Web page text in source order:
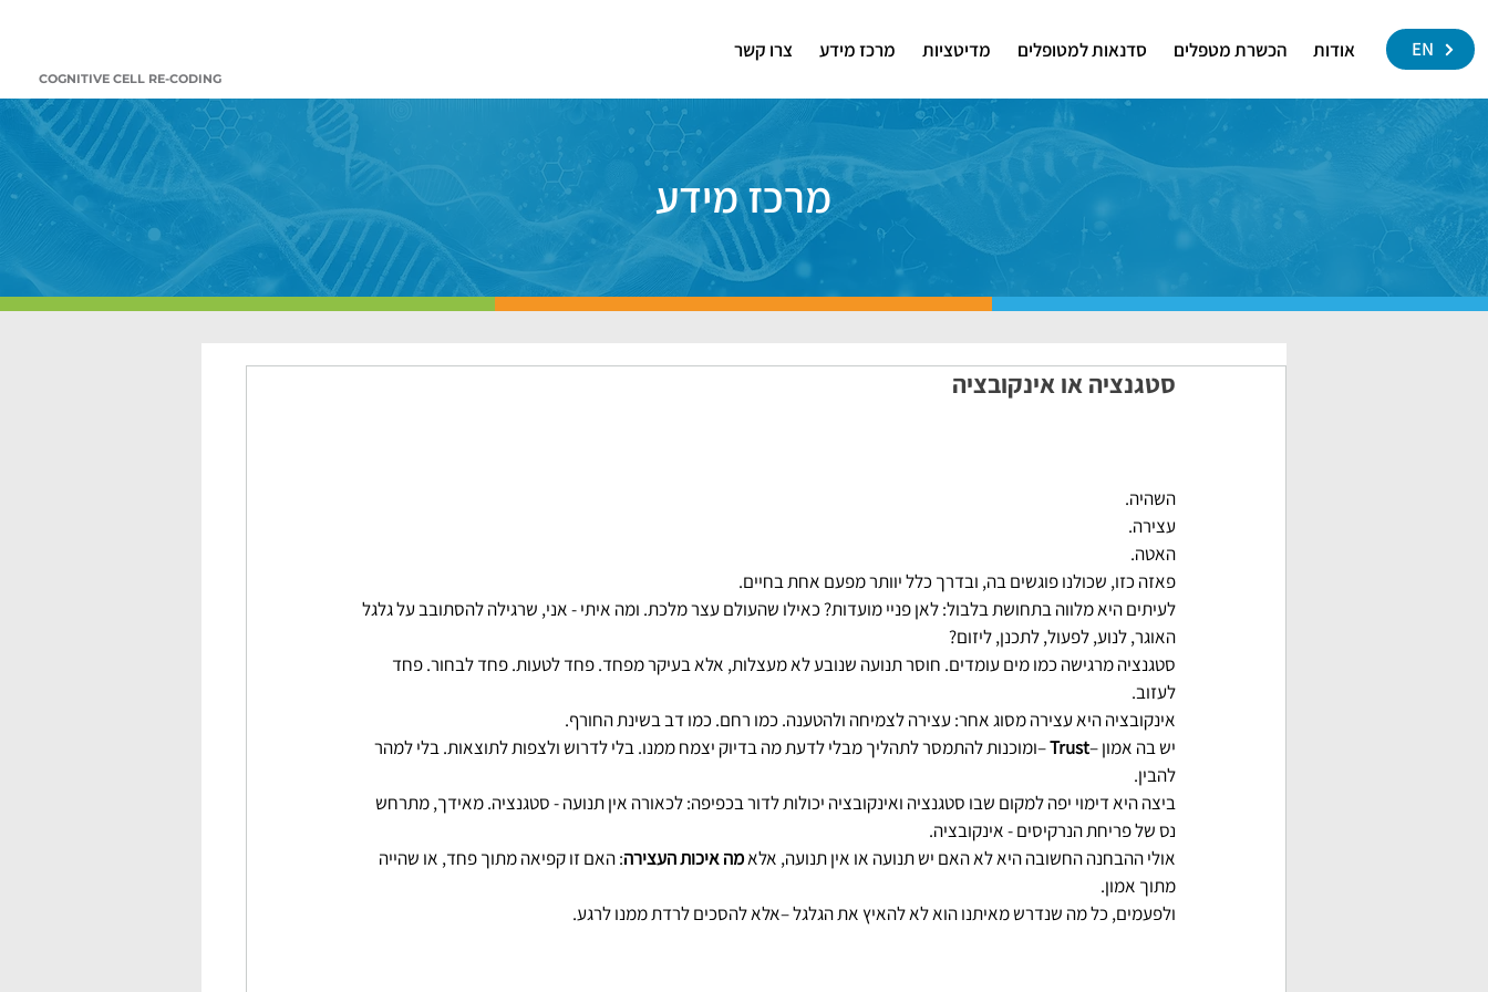
COGNITIVE CELL RE-CODING
אודות הכשרת מטפלים סדנאות למטופלים מדיטציות מרכז מידע צרו קשר EN
מרכז מידע
סטגנציה או אינקובציה
השהיה.
עצירה.
האטה.
פאזה כזו, שכולנו פוגשים בה, ובדרך כלל יוותר מפעם אחת בחיים.
לעיתים היא מלווה בתחושת בלבול: לאן פניי מועדות? כאילו שהעולם עצר מלכת. ומה איתי - אני, שרגילה להסתובב על גלגל
האוגר, לנוע, לפעול, לתכנן, ליזום?
סטגנציה מרגישה כמו מים עומדים. חוסר תנועה שנובע לא מעצלות, אלא בעיקר מפחד. פחד לטעות. פחד לבחור. פחד
לעזוב.
אינקובציה היא עצירה מסוג אחר: עצירה לצמיחה ולהטענה. כמו רחם. כמו דב בשינת החורף.
יש בה אמון –Trust –ומוכנות להתמסר לתהליך מבלי לדעת מה בדיוק יצמח ממנו. בלי לדרוש ולצפות לתוצאות. בלי למהר
להבין.
ביצה היא דימוי יפה למקום שבו סטגנציה ואינקובציה יכולות לדור בכפיפה: לכאורה אין תנועה - סטגנציה. מאידך, מתרחש
נס של פריחת הנרקיסים - אינקובציה.
אולי ההבחנה החשובה היא לא האם יש תנועה או אין תנועה, אלא מה איכות העצירה: האם זו קפיאה מתוך פחד, או שהייה
מתוך אמון.
ולפעמים, כל מה שנדרש מאיתנו הוא לא להאיץ את הגלגל –אלא להסכים לרדת ממנו לרגע.